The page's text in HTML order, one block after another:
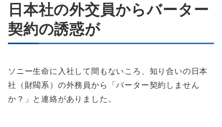
日本社の外交員からバーター
契約の誘惑が
ソニー生命に入社して間もないころ、知り合いの日本
社（財閥系）の外務員から「バーター契約しません
か？」と連絡がありました。